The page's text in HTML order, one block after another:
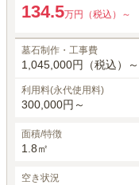
134.5万円（税込）～
墓石制作・工事費
1,045,000円（税込）～
利用料(永代使用料)
300,000円～
面積/特徴
1.8㎡
空き状況